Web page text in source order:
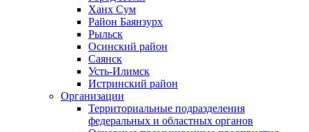
Ханх Сум
Район Баянзурх
Рыльск
Осинский район
Саянск
Усть-Илимск
Истринский район
Организации
Территориальные подразделения
федеральных и областных органов